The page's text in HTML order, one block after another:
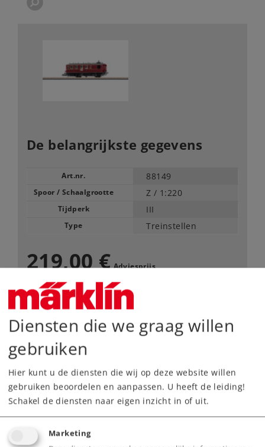
De belangrijkste gegevens
Art.nr. 88149
Spoor / Schaalgrootte Z / 1:220
Tijdperk III
Type Treinstellen
219,00 € Adviesprijs
voorlopige levertijd: 2027
Neem contact op met uw lokale dealer
Dealer zoeken
Downloads
Diensten die we graag willen
gebruiken
Hier kunt u de diensten die wij op deze website willen
gebruiken beoordelen en aanpassen. U heeft de leiding!
Schakel de diensten naar eigen inzicht in of uit.
Marketing